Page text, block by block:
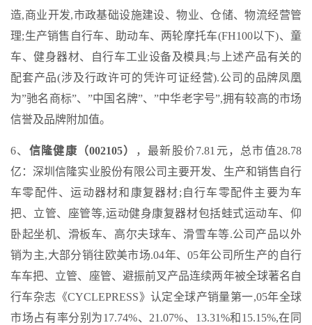
造,商业开发,市政基础设施建设、物业、仓储、物流经营管
理;生产销售自行车、助动车、两轮摩托车(FH100以下)、童
车、健身器材、自行车工业设备及模具;与上述产品有关的
配套产品(涉及行政许可的凭许可证经营).公司的品牌凤凰
为”驰名商标”、”中国名牌”、”中华老字号”,拥有较高的市场
信誉及品牌附加值。
6、 信隆健康（002105）
，最新股价7.81元，总市值28.78
亿：深圳信隆实业股份有限公司主要开发、生产和销售自行
车零配件、运动器材和康复器材;自行车零配件主要为车
把、立管、座管等,运动健身康复器材包括蛙式运动车、仰
卧起坐机、滑板车、高尔夫球车、滑雪车等.公司产品以外
销为主,大部分销往欧美市场.04年、05年公司所生产的自行
车车把、立管、座管、避振前叉产品连续两年被全球著名自
行车杂志《CYCLEPRESS》认定全球产销量第一,05年全球
市场占有率分别为17.74%、21.07%、13.31%和15.15%,在同